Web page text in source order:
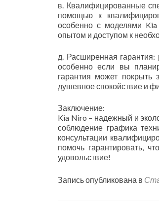
в. Квалифицированные
помощью к
особенно с моделями
опытом и доступом к
д. Расширенная
особенно если вы
гарантия может покрыть
душевное спокойствие и
Заключение:
Kia Niro – надежный и
соблюдение графика
консультации
помочь гарантировать,
удовольствие!
Запись опубликована в